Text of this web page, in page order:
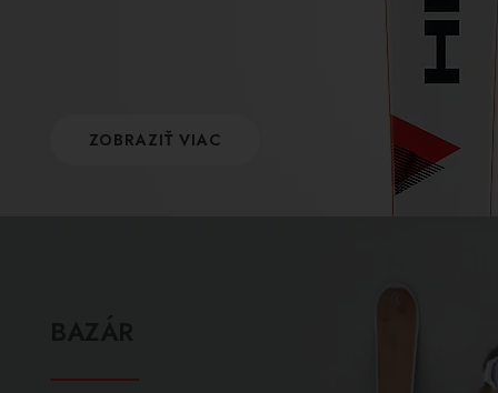
ZOBRAZIŤ VIAC